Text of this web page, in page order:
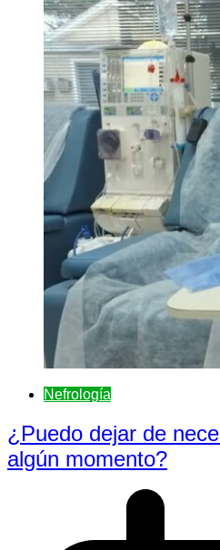
Nefrologí­a
¿Puedo dejar de
algún momento?